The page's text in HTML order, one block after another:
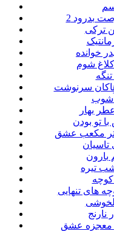
بدرود 2
خوانده
شوم
هاکان سرنوشت
آشوب
بهار
تو بودن
متر مکعب عشق
تاسیان
بارون
تیره
کوچه
های تنهایی
نارنج
معجزه عشق